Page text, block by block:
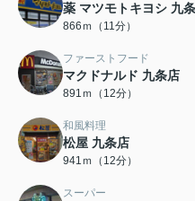
薬 マツモトキヨシ 九
866ｍ（11分）
ファーストフード
マクドナルド 九条店
891ｍ（12分）
和風料理
松屋 九条店
941ｍ（12分）
スーパー